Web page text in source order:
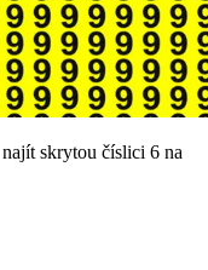
skrytou číslici 6 na